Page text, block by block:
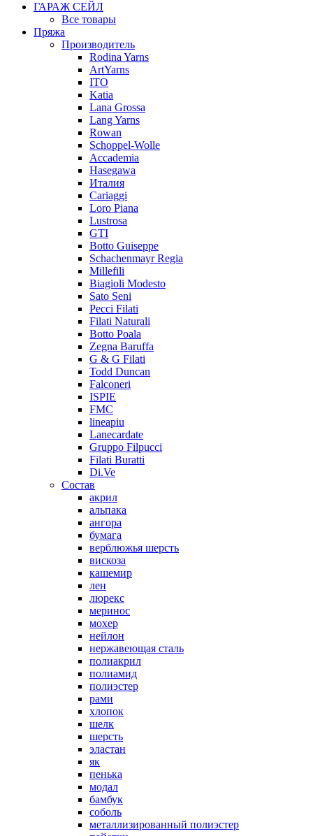
ГАРАЖ СЕЙЛ
Все товары
Пряжа
Производитель
Rodina Yarns
ArtYarns
ITO
Katia
Lana Grossa
Lang Yarns
Rowan
Schoppel-Wolle
Accademia
Hasegawa
Италия
Cariaggi
Loro Piana
Lustrosa
GTI
Botto Guiseppe
Schachenmayr Regia
Millefili
Biagioli Modesto
Sato Seni
Pecci Filati
Filati Naturali
Botto Poala
Zegna Baruffa
G & G Filati
Todd Duncan
Falconeri
ISPIE
FMC
lineapiu
Lanecardate
Gruppo Filpucci
Filati Buratti
Di.Ve
Состав
акрил
альпака
ангора
бумага
верблюжья шерсть
вискоза
кашемир
лен
люрекс
меринос
мохер
нейлон
нержавеющая сталь
полиакрил
полиамид
полиэстер
рами
хлопок
шелк
шерсть
эластан
як
пенька
модал
бамбук
соболь
металлизированный полиэстер